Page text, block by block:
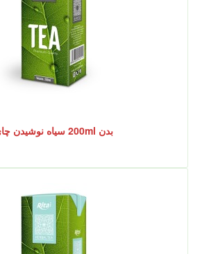
بدن 200ml سیاه نوشیدن چای